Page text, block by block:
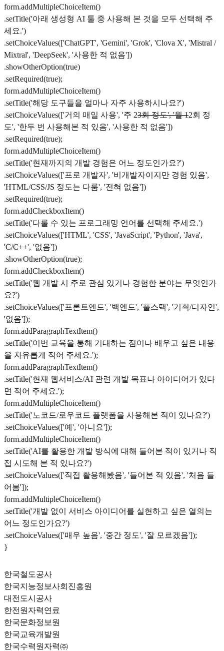
form.addMultipleChoiceItem()
.setTitle('아래 생성형 AI 툴 중 사용해 본 것을 모두 선택해 주
세요.')
.setChoiceValues(['ChatGPT', 'Gemini', 'Grok', 'Clova X', 'Mistral /
Mixtral', 'DeepSeek', '사용한 적 없음'])
.showOtherOption(true)
.setRequired(true);
form.addMultipleChoiceItem()
.setTitle('해당 도구들을 얼마나 자주 사용하시나요?')
.setChoiceValues(['거의 매일 사용', '주 23회 정도', '월 12회 정
도', '한두 번 사용해본 적 있음', '사용한 적 없음'])
.setRequired(true);
form.addMultipleChoiceItem()
.setTitle('현재까지의 개발 경험은 어느 정도인가요?')
.setChoiceValues(['프로 개발자', '비개발자이지만 경험 있음',
'HTML/CSS/JS 정도는 다룸', '전혀 없음'])
.setRequired(true);
form.addCheckboxItem()
.setTitle('다룰 수 있는 프로그래밍 언어를 선택해 주세요.')
.setChoiceValues(['HTML', 'CSS', 'JavaScript', 'Python', 'Java',
'C/C++', '없음'])
.showOtherOption(true);
form.addCheckboxItem()
.setTitle('웹 개발 시 주로 관심 있거나 경험한 분야는 무엇인가
요?')
.setChoiceValues(['프론트엔드', '백엔드', '풀스택', '기획/디자인',
'없음']);
form.addParagraphTextItem()
.setTitle('이번 교육을 통해 기대하는 점이나 배우고 싶은 내용
을 자유롭게 적어 주세요.');
form.addParagraphTextItem()
.setTitle('현재 웹서비스/AI 관련 개발 목표나 아이디어가 있다
면 적어 주세요.');
form.addMultipleChoiceItem()
.setTitle('노코드/로우코드 플랫폼을 사용해본 적이 있나요?')
.setChoiceValues(['예', '아니요']);
form.addMultipleChoiceItem()
.setTitle('AI를 활용한 개발 방식에 대해 들어본 적이 있거나 직
접 시도해 본 적 있나요?')
.setChoiceValues(['직접 활용해봤음', '들어본 적 있음', '처음 들
어봄']);
form.addMultipleChoiceItem()
.setTitle('개발 없이 서비스 아이디어를 실현하고 싶은 열의는
어느 정도인가요?')
.setChoiceValues(['매우 높음', '중간 정도', '잘 모르겠음']);
}
한국철도공사
한국지능정보사회진흥원
대전도시공사
한전원자력연료
한국문화정보원
한국교육개발원
한국수력원자력㈜